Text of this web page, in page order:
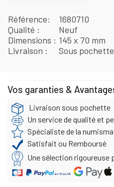
Référence
1680710
Qualité
Neuf
Dimensions
145 x 70 mm
Livraison
Sous pochette
Vos garanties &
Livraison sous pochette
Un service de qualité et
Spécialiste de la
Satisfait ou Remboursé
Une sélection rigoureuse